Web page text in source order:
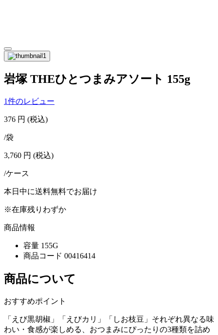
岩塚 THEひとつまみアソート 155g
1件のレビュー
376 円 (税込)
/袋
3,760 円 (税込)
/ケース
本日中に送料無料でお届け
※在庫残りわずか
商品情報
容量 155G
商品コード 00416414
商品について
おすすめポイント
「えび黒胡椒」「えびカリ」「しお枝豆」それぞれ異なる味
わい・食感が楽しめる、おつまみにぴったりの3種類を詰め